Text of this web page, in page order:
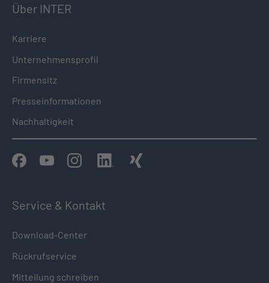
Über INTER
Karriere
Unternehmensprofil
Firmensitz
Presseinformationen
Nachhaltigkeit
Service & Kontakt
Download-Center
Rückrufservice
Mitteilung schreiben